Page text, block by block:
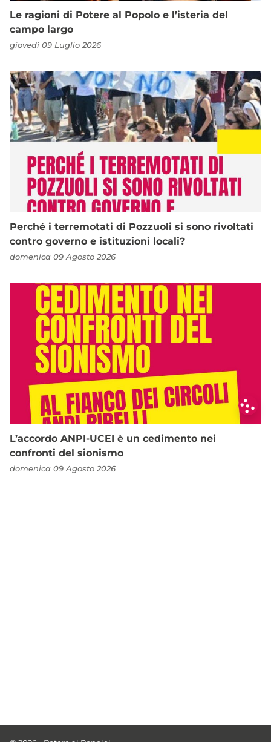
Le ragioni di Potere al Popolo e l’isteria del
campo largo
giovedì 09 Luglio 2026
Perché i terremotati di Pozzuoli si sono rivoltati
contro governo e istituzioni locali?
domenica 09 Agosto 2026
L’accordo ANPI-UCEI è un cedimento nei
confronti del sionismo
domenica 09 Agosto 2026